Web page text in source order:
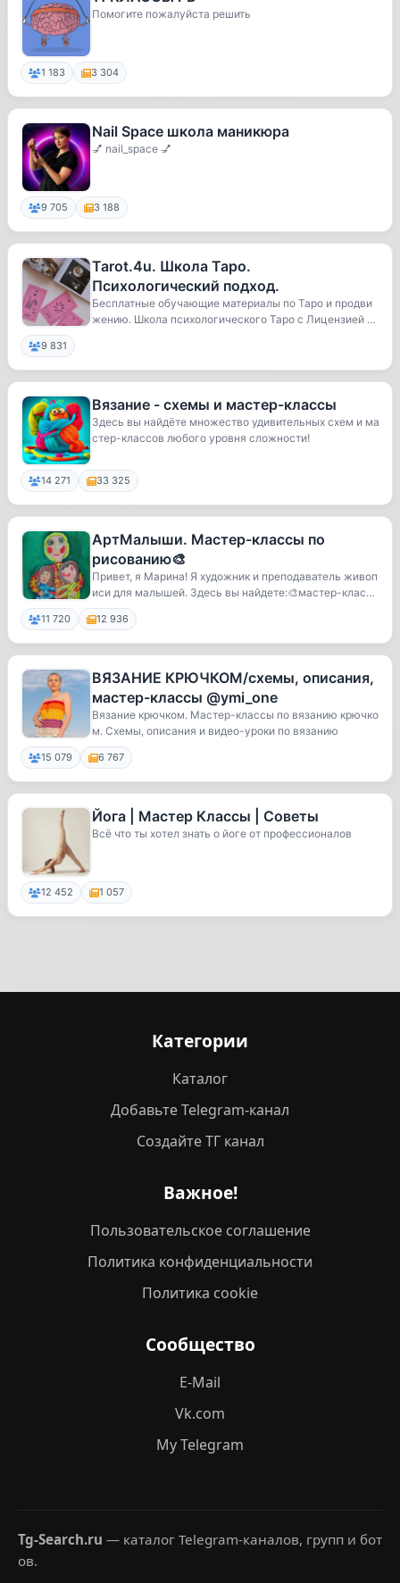
Помогите пожалуйста решить
1 183 3 304
Nail Space школа маникюра
💅 nail_space 💅
9 705 3 188
Tarot.4u. Школа Таро.
Психологический подход.
Бесплатные обучающие материалы по Таро и продви
жению. Школа психологического Таро с Лицензией М
9 831
Вязание - схемы и мастер-классы
Здесь вы найдёте множество удивительных схем и ма
стер-классов любого уровня сложности!
14 271 33 325
АртМалыши. Мастер-классы по
рисованию🎨
Привет, я Марина! Я художник и преподаватель живоп
иси для малышей. Здесь вы найдете:🎨мастер-клас
с...
11 720 12 936
ВЯЗАНИЕ КРЮЧКОМ/схемы, описания,
мастер-классы @ymi_one
Вязание крючком. Мастер-классы по вязанию крючко
м. Схемы, описания и видео-уроки по вязанию
15 079 6 767
Йога | Мастер Классы | Советы
Всё что ты хотел знать о йоге от профессионалов
12 452 1 057
Категории
Каталог
Добавьте Telegram-канал
Создайте ТГ канал
Важное!
Пользовательское соглашение
Политика конфиденциальности
Политика cookie
Сообщество
E-Mail
Vk.com
My Telegram
Tg-Search.ru — каталог Telegram-каналов, групп и бот
ов.